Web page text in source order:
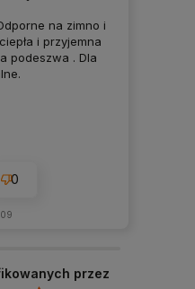
na zimno i
i przyjemna
podeszwa . Dla
0
przez